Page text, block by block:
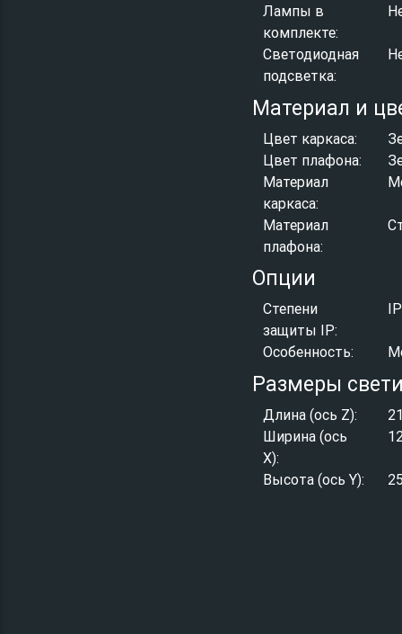
Лампы в
комплекте:
Светодиодная
подсветка:
Материал и
Цвет каркаса:
Цвет плафона:
Материал
каркаса:
Материал
плафона:
Опции
Степени
защиты IP:
Особенность:
Размеры
Длина (ось Z):
Ширина (ось
X):
Высота (ось Y):